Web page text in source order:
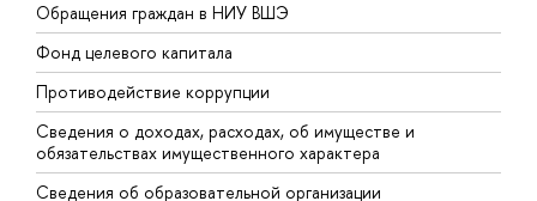
Обращения граждан в НИУ ВШЭ
Фонд целевого капитала
Противодействие коррупции
Сведения о доходах, расходах, об имуществе и
обязательствах имущественного характера
Сведения об образовательной организации